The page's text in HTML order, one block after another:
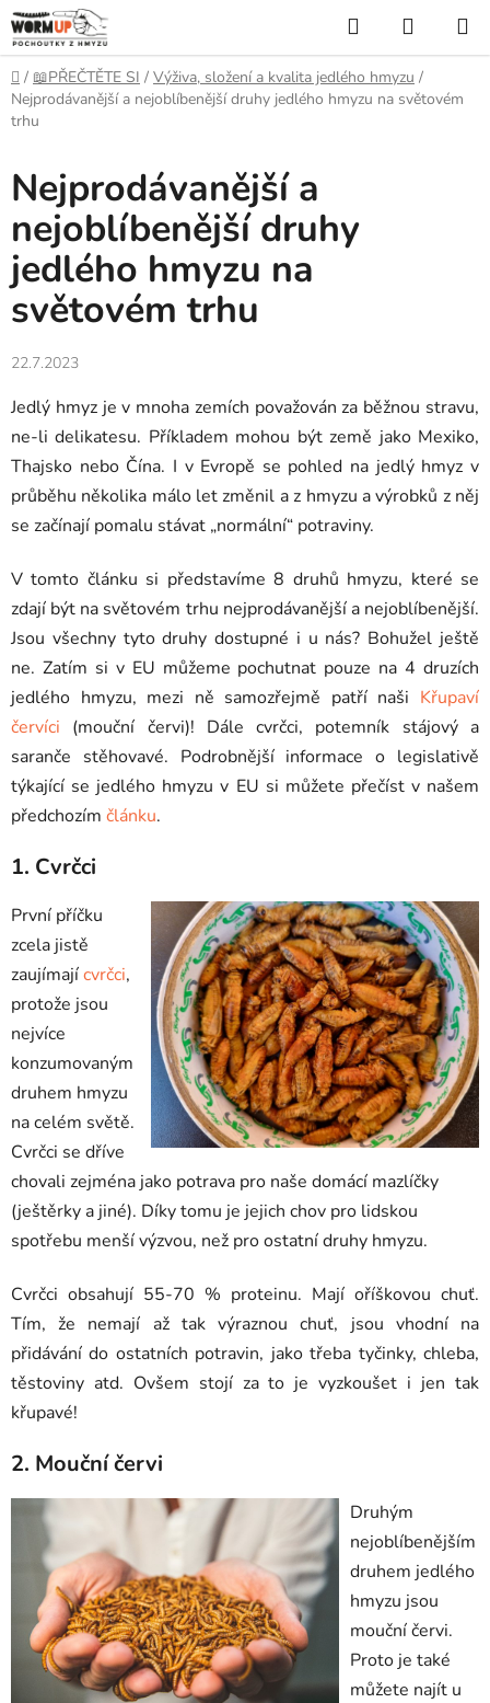
Přejít
na
obsah
Hledat
KOŠÍK
Domů
/ 📖PŘEČTĚTE SI / Výživa, složení a kvalita jedlého hmyzu /
Nejprodávanější a nejoblíbenější druhy jedlého hmyzu na světovém
trhu
Nejprodávanější a
nejoblíbenější druhy
jedlého hmyzu na
světovém trhu
22.7.2023
Jedlý hmyz je v mnoha zemích považován za běžnou stravu,
ne-li delikatesu. Příkladem mohou být země jako Mexiko,
Thajsko nebo Čína. I v Evropě se pohled na jedlý hmyz v
průběhu několika málo let změnil a z hmyzu a výrobků z něj
se začínají pomalu stávat „normální“ potraviny.
V tomto článku si představíme 8 druhů hmyzu, které se
zdají být na světovém trhu nejprodávanější a nejoblíbenější.
Jsou všechny tyto druhy dostupné i u nás? Bohužel ještě
ne. Zatím si v EU můžeme pochutnat pouze na 4 druzích
jedlého hmyzu, mezi ně samozřejmě patří naši Křupaví
červíci (mouční červi)! Dále cvrčci, potemník stájový a
saranče stěhovavé. Podrobnější informace o legislativě
týkající se jedlého hmyzu v EU si můžete přečíst v našem
předchozím článku.
1. Cvrčci
První příčku
zcela jistě
zaujímajícvrčci,
protože jsou
nejvíce
konzumovaným
druhem hmyzu
na celém světě.
Cvrčci se dříve
chovali zejména jako potrava pro naše domácí mazlíčky
(ještěrky a jiné). Díky tomu je jejich chov pro lidskou
spotřebu menší výzvou, než pro ostatní druhy hmyzu.
Cvrčci obsahují 55-70 % proteinu. Mají oříškovou chuť.
Tím, že nemají až tak výraznou chuť, jsou vhodní na
přidávání do ostatních potravin, jako třeba tyčinky, chleba,
těstoviny atd. Ovšem stojí za to je vyzkoušet i jen tak
křupavé!
2. Mouční červi
Druhým
nejoblíbenějším
druhem jedlého
hmyzu jsou
mouční červi.
Proto je také
můžete najít u